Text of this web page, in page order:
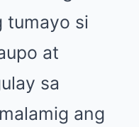
tumayo si
at
sa
ang